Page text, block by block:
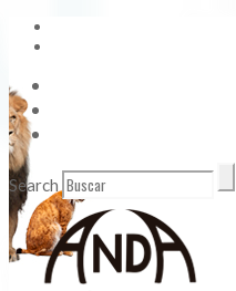
Search